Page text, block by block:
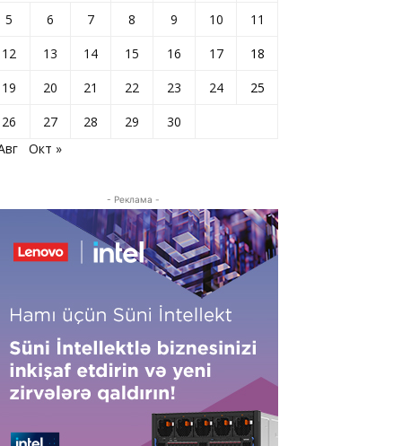
5
6 7 8 9 10
11
12
13 14 15 16 17
18
19
20 21 22 23 24
25
26
27 28 29
30
Окт »
- Реклама -